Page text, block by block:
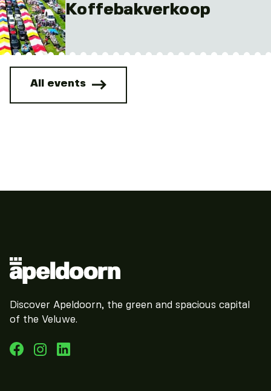
Koffebakverkoop
All events
Discover Apeldoorn, the green and spacious capital
of the Veluwe.